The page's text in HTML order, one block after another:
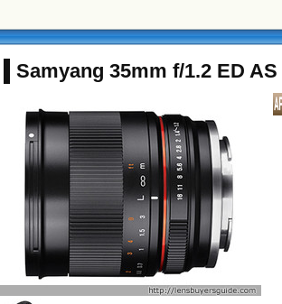
Samyang 35mm f/1.2 ED AS